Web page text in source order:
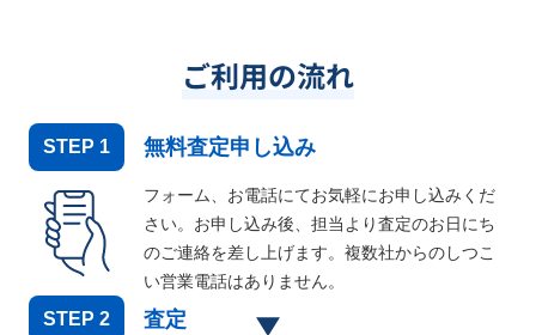
ご利用の流れ
STEP 1 無料査定申し込み
フォーム、お電話にてお気軽にお申し込みくだ
さい。お申し込み後、担当より査定のお日にち
のご連絡を差し上げます。複数社からのしつこ
い営業電話はありません。
STEP 2 査定